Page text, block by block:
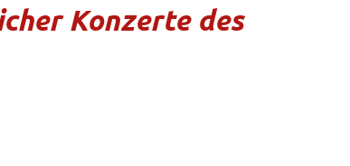
Konzerte des